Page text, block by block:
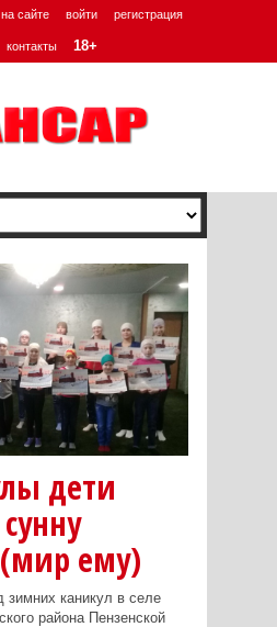
сайте войти регистрация
контакты 18+
дети
ему)
зимних каникул в селе
района Пензенской